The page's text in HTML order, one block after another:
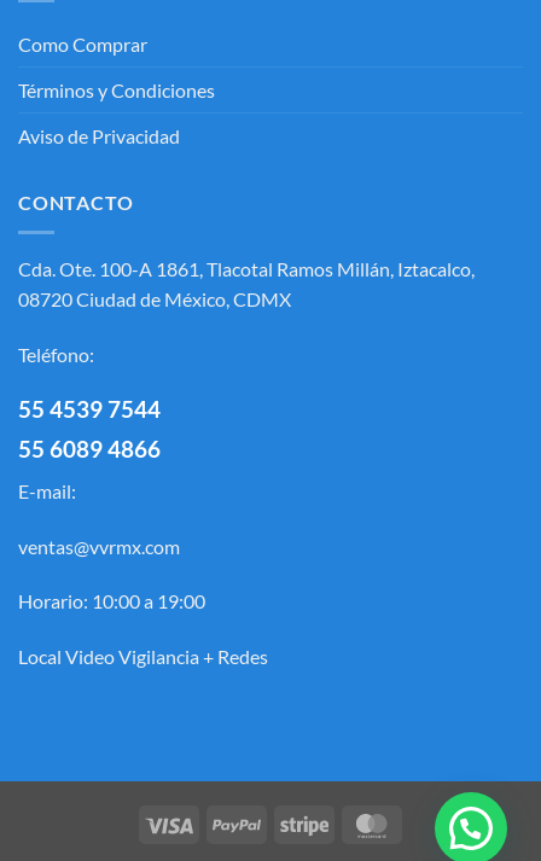
Como Comprar
Términos y Condiciones
Aviso de Privacidad
CONTACTO
Cda. Ote. 100-A 1861, Tlacotal Ramos Millán, Iztacalco,
08720 Ciudad de México, CDMX
Teléfono:
55 4539 7544
55 6089 4866
E-mail:
ventas@vvrmx.com
Horario: 10:00 a 19:00
Local Video Vigilancia + Redes
Visa PayPal Stripe MasterCard